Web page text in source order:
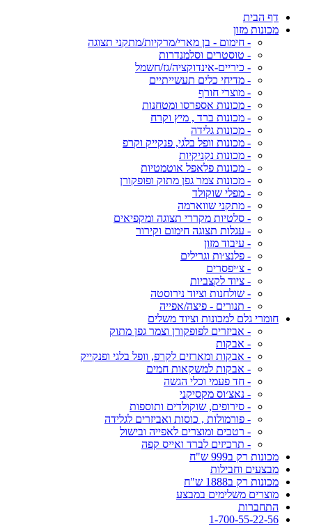
דף הבית
מכונות מזון
- חימום - בן מארי/מרקיות/מתקני תצוגה
- טוסטרים וסלמנדרות
- כיריים-אינדוקציה/גז/חשמל
- מדיחי כלים תעשייתיים
- מוצרי חורף
- מכונות אספרסו ומטחנות
- מכונות ברד , מיץ וקרח
- מכונות גלידה
- מכונות וופל בלגי, פנקייק וקרפ
- מכונות נקניקיות
- מכונות פלאפל אוטמטיות
- מכונות צמר גפן מתוק ופופקורן
- מפלי שוקולד
- מתקני שווארמה
- סלטיות מקררי תצוגה ומקפיאים
- עגלות תצוגה חימום וקירור
- עיבוד מזון
- פלנצ׳ות וגרילים
- צ׳יפסרים
- ציוד לקצביות
- שולחנות וציוד נירוסטה
- תנורים - פיצה/אפייה
חומרי גלם למכונות וציוד משלים
- אביזרים לפופקורן וצמר גפן מתוק
- אבקות
- אבקות ומארזים לקרפ, וופל בלגי ופנקייק
- אבקות למשקאות חמים
- חד פעמי וכלי הגשה
- נאצ׳וס מקסיקני
- סירופים, שוקולדים ותוספות
- פורמולות , כוסות ואביזרים לגלידה
- רטבים ומוצרים לאפייה ובישול
- תרכיזים לברד ואייס קפה
מכונות רק ב999 ש"ח
מבצעים וחבילות
מכונות רק ב1888 ש"ח
מוצרים משלימים במבצע
התחברות
1-700-55-22-56